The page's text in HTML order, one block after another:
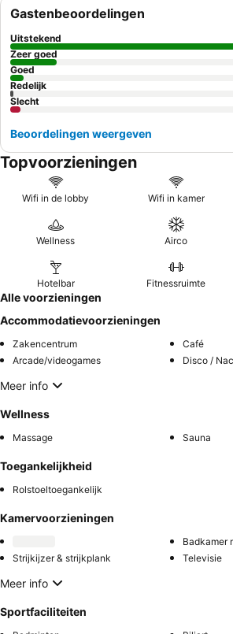
Gastenbeoordelingen
Uitstekend
Zeer goed
Goed
Redelijk
Slecht
Beoordelingen weergeven
Topvoorzieningen
Wifi in de lobby Wifi in kamer
Wellness Airco
Hotelbar Fitnessruimte
Alle voorzieningen
Accommodatievoorzieningen
Zakencentrum
Café
Arcade/videogames
Disco /
Meer info
Wellness
Massage Sauna
Toegankelijkheid
Rolstoeltoegankelijk
Kamervoorzieningen
Badkamer
Strijkijzer & strijkplank
Televisie
Meer info
Sportfaciliteiten